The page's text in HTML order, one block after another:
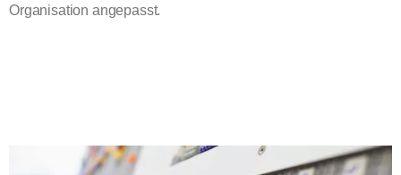
Organisation angepasst.